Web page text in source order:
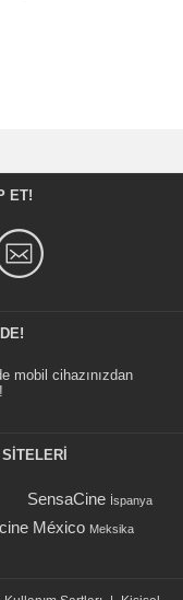
ET!
mobil cihazınızdan
SensaCine İspanya
México Meksika